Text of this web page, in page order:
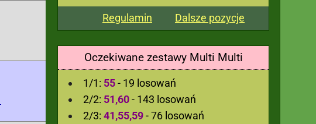
Regulamin
Dalsze pozycje
Oczekiwane zestawy Multi Multi
1/1: 55- 19 losowań
2/2: 51,60- 143 losowań
2/3: 41,55,59- 76 losowań